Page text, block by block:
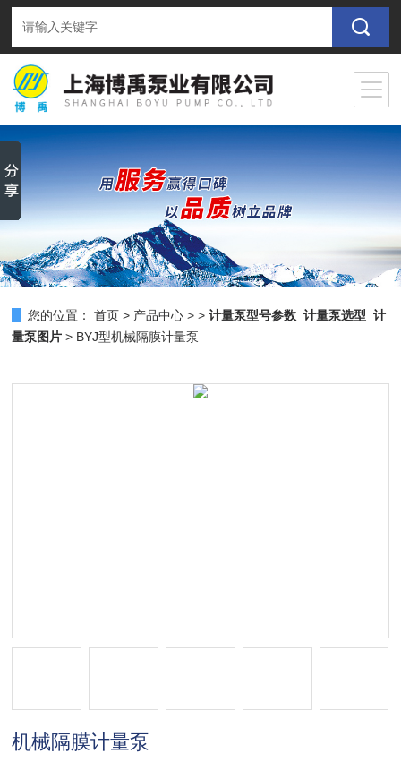
您的位置： 首页 > 产品中心 > >计量泵型号参数_计量泵选型_计
量泵图片 > BYJ型机械隔膜计量泵
机械隔膜计量泵